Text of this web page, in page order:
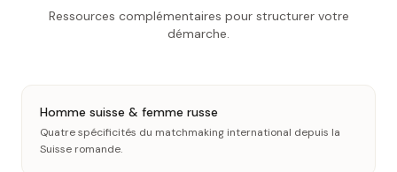
Ressources complémentaires pour structurer votre
démarche.
Homme suisse & femme russe
Quatre spécificités du matchmaking international depuis la
Suisse romande.